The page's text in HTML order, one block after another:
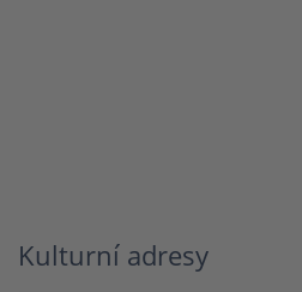
Kulturní adresy